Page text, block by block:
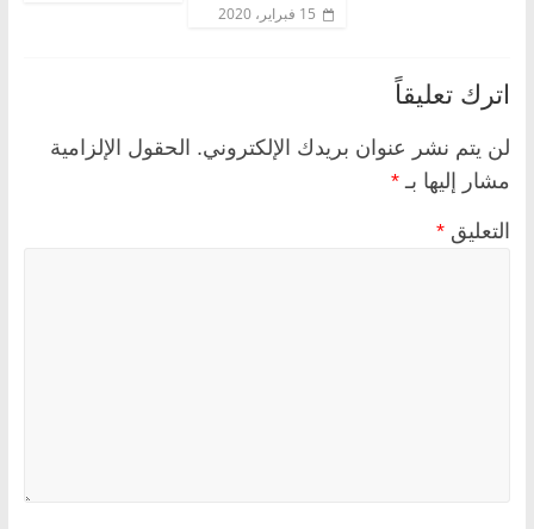
15 فبراير، 2020
اترك تعليقاً
لن يتم نشر عنوان بريدك الإلكتروني. الحقول الإلزامية
مشار إليها بـ *
التعليق *